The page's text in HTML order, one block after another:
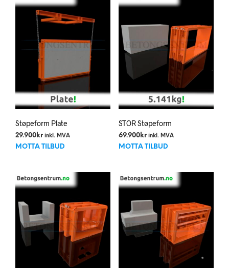
varianter.
kan
velges
produktsiden
Støpeform Plate
29.900 kr inkl. MVA
MOTTA TILBUD
STOR Støpeform
69.900kr inkl. MVA
MOTTA TILBUD